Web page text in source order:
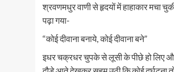
श्रवणमधुर वाणी से हृदयों में हाहाकार मचा
पढ़ा गया-
“कोई दीवाना बनाये, कोई दीवाना बने”
इधर चक्रधर चुपके से लूसी के पीछे हो लिए